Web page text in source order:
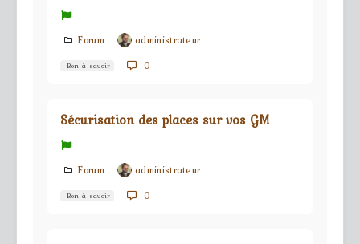
Forum administrateur
Bon à savoir 0
Sécurisation des places sur vos GM
Forum administrateur
Bon à savoir 0